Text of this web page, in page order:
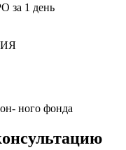
за 1 день
ного фонда